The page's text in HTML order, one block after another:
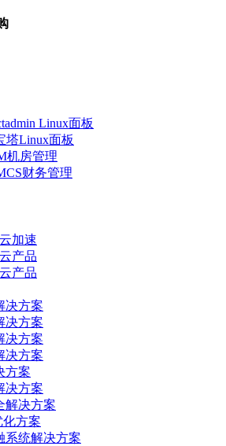
Linux面板
塔Linux面板
机房管理
财务管理
加速
产品
产品
决方案
决方案
决方案
决方案
方案
决方案
解决方案
化方案
系统解决方案